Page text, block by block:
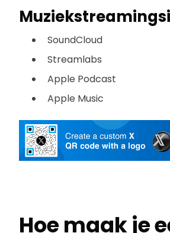
SoundCloud
Streamlabs
Apple Podcast
Apple Music
Hoe maak je